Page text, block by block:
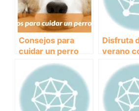
Consejos para
cuidar un perro
Disfruta
verano
mejor
cuatro
mejores
para
Valencia